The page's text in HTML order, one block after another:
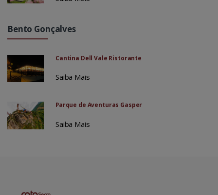
Bento Gonçalves
Cantina Dell Vale Ristorante
Saiba Mais
Parque de Aventuras Gasper
Saiba Mais